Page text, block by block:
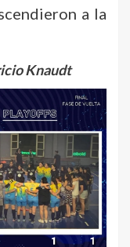
a la
Knaudt